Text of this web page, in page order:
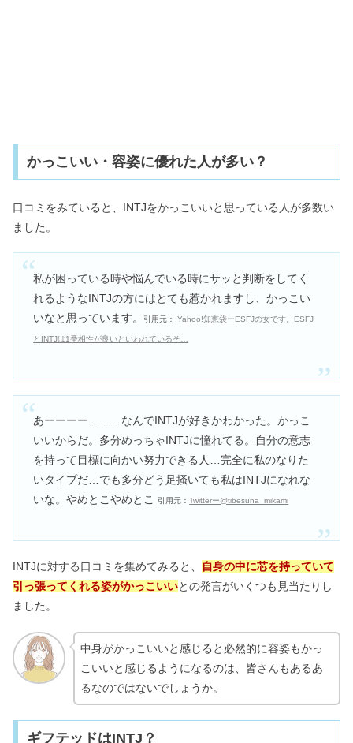
かっこいい・容姿に優れた人が多い？
口コミをみていると、INTJをかっこいいと思っている人が多数い
ました。
私が困っている時や悩んでいる時にサッと判断をしてく
れるようなINTJの方にはとても惹かれますし、かっこい
いなと思っています。
引用元： Yahoo!知恵袋ーESFJの女です。ESFJ
とINTJは1番相性が良いといわれているそ…
あーーーー………なんでINTJが好きかわかった。かっこ
いいからだ。多分めっちゃINTJに憧れてる。自分の意志
を持って目標に向かい努力できる人…完全に私のなりた
いタイプだ…でも多分どう足掻いても私はINTJになれな
いな。やめとこやめとこ
引用元：Twitterー@tibesuna_mikami
INTJに対する口コミを集めてみると、
自身の中に芯を持っていて
引っ張ってくれる姿がかっこいいとの発言がいくつも見当たりし
ました。
中身がかっこいいと感じると必然的に容姿もかっ
こいいと感じるようになるのは、皆さんもあるあ
るなのではないでしょうか。
ギフテッドはINTJ？